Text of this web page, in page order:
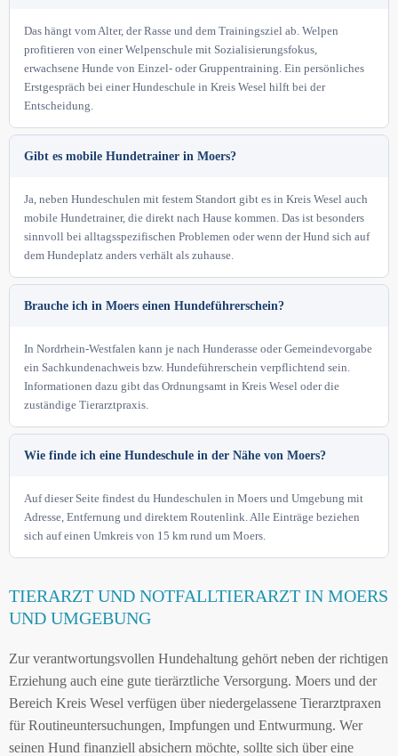
Das hängt vom Alter, der Rasse und dem Trainingsziel ab. Welpen
profitieren von einer Welpenschule mit Sozialisierungsfokus,
erwachsene Hunde von Einzel- oder Gruppentraining. Ein persönliches
Erstgespräch bei einer Hundeschule in Kreis Wesel hilft bei der
Entscheidung.
Gibt es mobile Hundetrainer in Moers?
Ja, neben Hundeschulen mit festem Standort gibt es in Kreis Wesel auch
mobile Hundetrainer, die direkt nach Hause kommen. Das ist besonders
sinnvoll bei alltagsspezifischen Problemen oder wenn der Hund sich auf
dem Hundeplatz anders verhält als zuhause.
Brauche ich in Moers einen Hundeführerschein?
In Nordrhein-Westfalen kann je nach Hunderasse oder Gemeindevorgabe
ein Sachkundenachweis bzw. Hundeführerschein verpflichtend sein.
Informationen dazu gibt das Ordnungsamt in Kreis Wesel oder die
zuständige Tierarztpraxis.
Wie finde ich eine Hundeschule in der Nähe von Moers?
Auf dieser Seite findest du Hundeschulen in Moers und Umgebung mit
Adresse, Entfernung und direktem Routenlink. Alle Einträge beziehen
sich auf einen Umkreis von 15 km rund um Moers.
TIERARZT UND NOTFALLTIERARZT IN MOERS
UND UMGEBUNG
Zur verantwortungsvollen Hundehaltung gehört neben der richtigen
Erziehung auch eine gute tierärztliche Versorgung. Moers und der
Bereich Kreis Wesel verfügen über niedergelassene Tierarztpraxen
für Routineuntersuchungen, Impfungen und Entwurmung. Wer
seinen Hund finanziell absichern möchte, sollte sich über eine